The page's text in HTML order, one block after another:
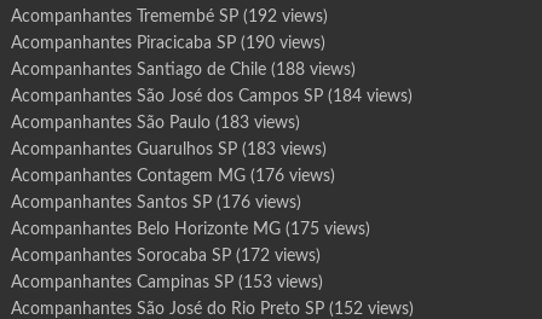
Acompanhantes Tremembé SP(192 views)
Acompanhantes Piracicaba SP(190 views)
Acompanhantes Santiago de Chile(188 views)
Acompanhantes São José dos Campos SP(184 views)
Acompanhantes São Paulo(183 views)
Acompanhantes Guarulhos SP(183 views)
Acompanhantes Contagem MG(176 views)
Acompanhantes Santos SP(176 views)
Acompanhantes Belo Horizonte MG(175 views)
Acompanhantes Sorocaba SP(172 views)
Acompanhantes Campinas SP(153 views)
Acompanhantes São José do Rio Preto SP(152 views)